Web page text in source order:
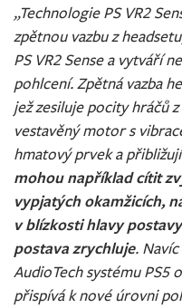
„Technologie PS VR2
zpětnou vazbu z
PS VR2 Sense a vytváří
pohlcení. Zpětná vazba
jež zesiluje pocity hráčů
vestavěný motor s
hmatový prvek a
mohou například cítit
vypjatých okamžicích,
v blízkosti hlavy
postava zrychluje.
AudioTech systému PS5
přispívá k nové úrovni